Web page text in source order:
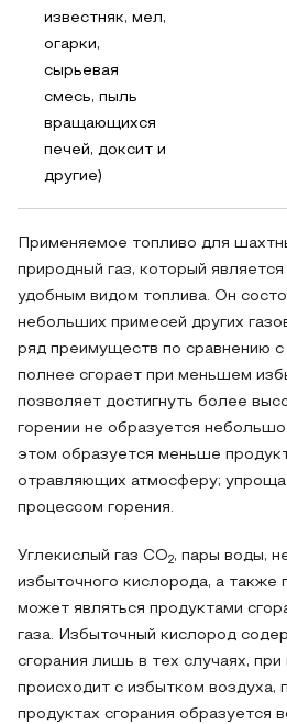
известняк, мел,
огарки,
сырьевая
смесь, пыль
вращающихся
печей, доксит и
другие)
Применяемое топливо для
природный газ, который
удобным видом топлива. Он
небольших примесей других
ряд преимуществ по сравнению
полнее сгорает при меньшем
позволяет достигнуть более
горении не образуется
этом образуется меньше
отравляющих атмосферу;
процессом горения.
Углекислый газ CO2, пары воды,
избыточного кислорода, а также
может являться продуктами
газа. Избыточный кислород
сгорания лишь в тех случаях,
происходит с избытком воздуха,
продуктах сгорания образуется